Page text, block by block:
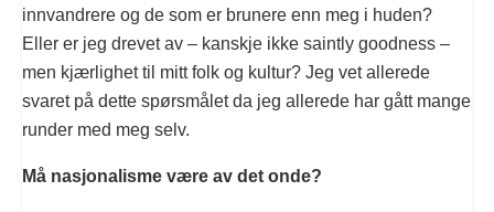
innvandrere og de som er brunere enn meg i huden?
Eller er jeg drevet av – kanskje ikke saintly goodness –
men kjærlighet til mitt folk og kultur? Jeg vet allerede
svaret på dette spørsmålet da jeg allerede har gått mange
runder med meg selv.
Må nasjonalisme være av det onde?